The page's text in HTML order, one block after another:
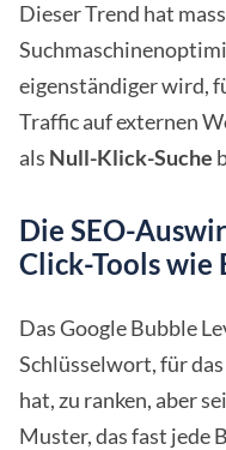
Dieser Trend hat
eigenständiger wird,
Traffic auf externen
als Null-Klick-Suche
Die SEO-
Click-Tools wie
Das Google Bubble
Schlüsselwort, für
hat, zu ranken, aber
Muster, das fast jede